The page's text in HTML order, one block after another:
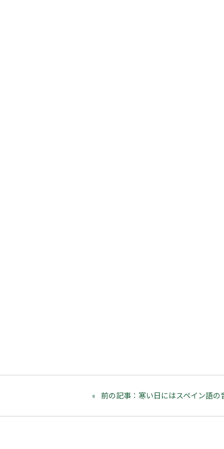
前の記事：寒い日にはスペイン語の